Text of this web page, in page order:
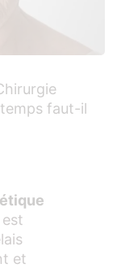
faut-il
et